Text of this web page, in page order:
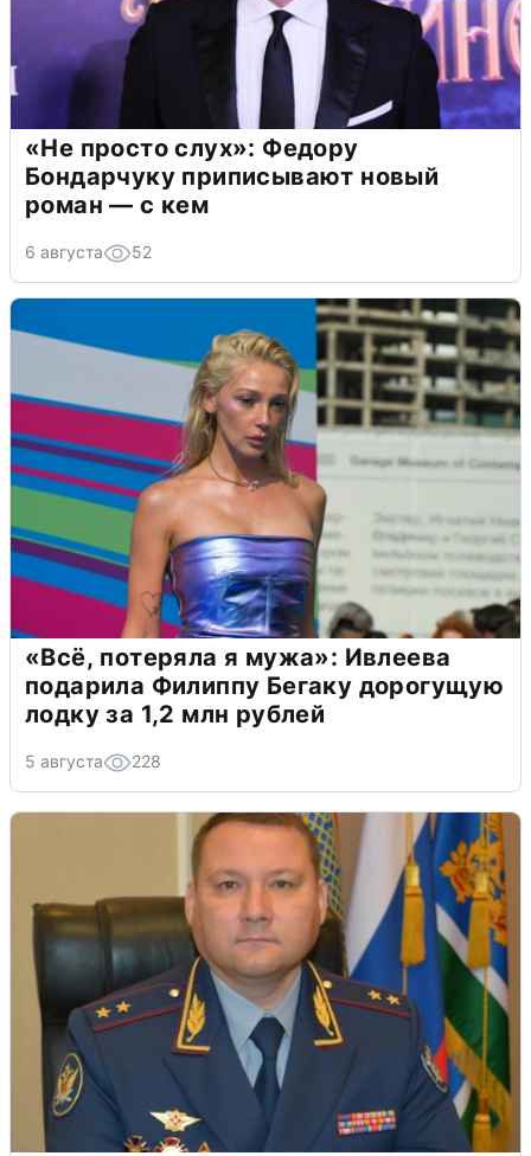
«Не просто слух»: Федору
Бондарчуку приписывают новый
роман — с кем
6 августа 52
«Всё, потеряла я мужа»: Ивлеева
подарила Филиппу Бегаку дорогущую
лодку за 1,2 млн рублей
5 августа 228